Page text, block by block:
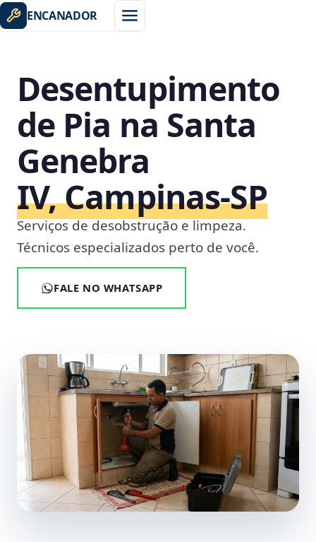
ENCANADOR
Desentupimento
de Pia na Santa
Genebra
IV, Campinas‑SP
Serviços de desobstrução e limpeza.
Técnicos especializados perto de você.
FALE NO WHATSAPP